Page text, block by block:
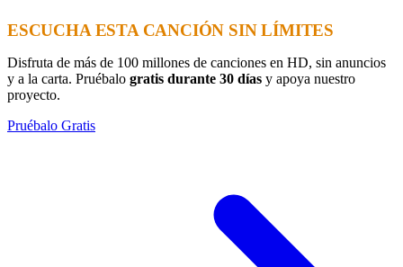
ESCUCHA ESTA CANCIÓN SIN LÍMITES
Disfruta de más de 100 millones de canciones en HD, sin anuncios
y a la carta. Pruébalo gratis durante 30 días y apoya nuestro
proyecto.
Pruébalo Gratis